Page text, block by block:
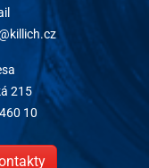
215
10